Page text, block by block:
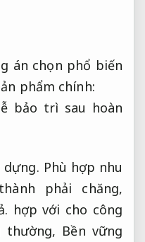
án chọn phổ biến
phẩm chính:
bảo trì sau hoàn
dựng. Phù hợp nhu
phải chăng,
hợp với cho công
Bền vững